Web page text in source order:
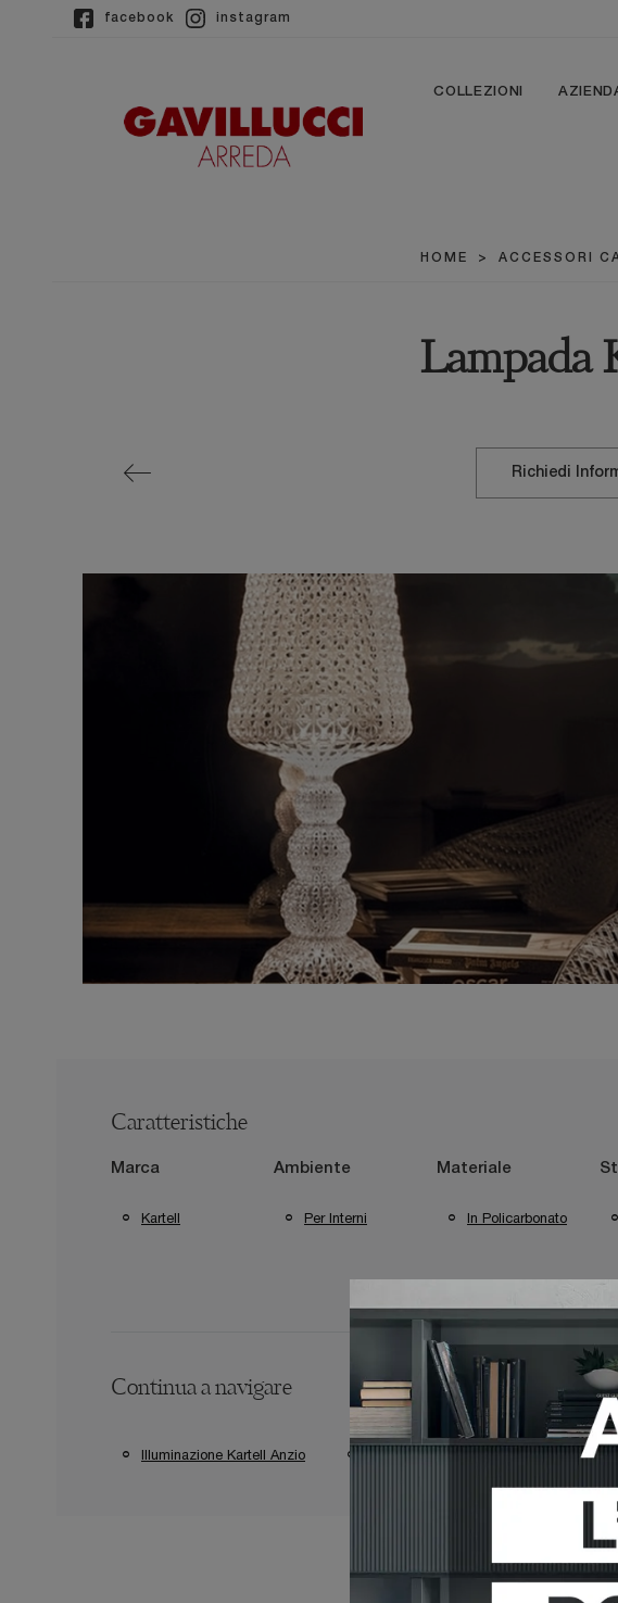
facebook instagram
COLLEZIONI
HOME > ACCESSORI
Lampada
Richiedi
Caratteristiche
Marca
Kartell
Ambiente
Per Interni
Materiale
In Policarbonato
Continua a navigare
Illuminazione Kartell Anzio Illuminazione Kartell Latina